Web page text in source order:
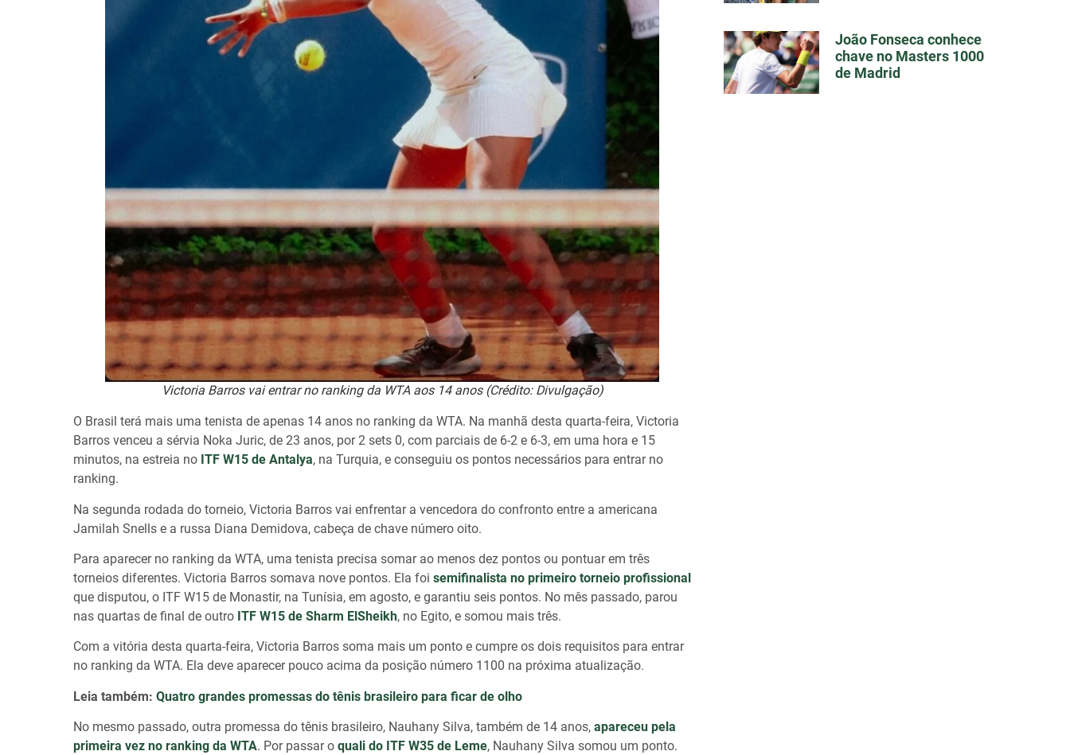
Victoria Barros vai entrar no ranking da WTA aos 14 anos (Crédito: Divulgação)
O Brasil terá mais uma tenista de apenas 14 anos no ranking da WTA. Na manhã desta quarta-feira, Victoria
Barros venceu a sérvia Noka Juric, de 23 anos, por 2 sets 0, com parciais de 6-2 e 6-3, em uma hora e 15
minutos, na estreia no ITF W15 de Antalya, na Turquia, e conseguiu os pontos necessários para entrar no
ranking.
Na segunda rodada do torneio, Victoria Barros vai enfrentar a vencedora do confronto entre a americana
Jamilah Snells e a russa Diana Demidova, cabeça de chave número oito.
Para aparecer no ranking da WTA, uma tenista precisa somar ao menos dez pontos ou pontuar em três
torneios diferentes. Victoria Barros somava nove pontos. Ela foi semifinalista no primeiro torneio profissional
que disputou, o ITF W15 de Monastir, na Tunísia, em agosto, e garantiu seis pontos. No mês passado, parou
nas quartas de final de outro ITF W15 de Sharm ElSheikh, no Egito, e somou mais três.
Com a vitória desta quarta-feira, Victoria Barros soma mais um ponto e cumpre os dois requisitos para entrar
no ranking da WTA. Ela deve aparecer pouco acima da posição número 1100 na próxima atualização.
Leia também: Quatro grandes promessas do tênis brasileiro para ficar de olho
No mesmo passado, outra promessa do tênis brasileiro, Nauhany Silva, também de 14 anos, apareceu pela
primeira vez no ranking da WTA. Por passar o quali do ITF W35 de Leme, Nauhany Silva somou um ponto.
João Fonseca conhece
chave no Masters 1000
de Madrid